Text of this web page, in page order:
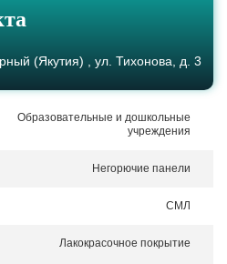
(Якутия) , ул. Тихонова, д. 3
Образовательные и дошкольные
учреждения
Негорючие панели
СМЛ
Лакокрасочное покрытие